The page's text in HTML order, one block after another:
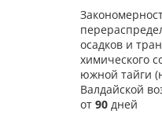
осадков и
химического
южной тайги
Валдайской
от 90 дней